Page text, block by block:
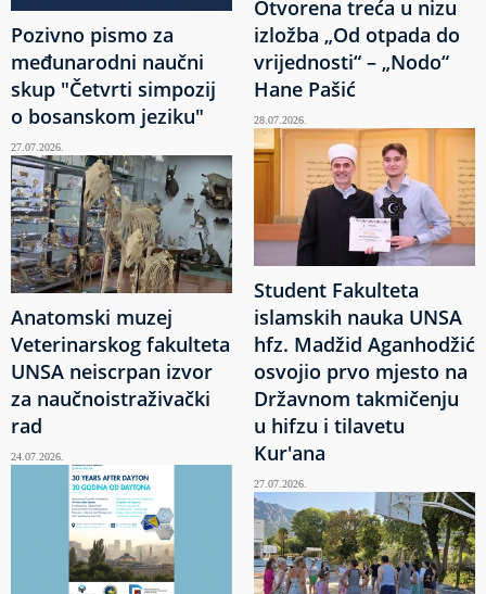
Pozivno pismo za
međunarodni naučni
skup "Četvrti simpozij
o bosanskom jeziku"
27.07.2026.
Anatomski muzej
Veterinarskog fakulteta
UNSA neiscrpan izvor
za naučnoistraživački
rad
24.07.2026.
Otvorena treća u nizu
izložba „Od otpada do
vrijednosti“ – „Nodo“
Hane Pašić
28.07.2026.
Student Fakulteta
islamskih nauka UNSA
hfz. Madžid Aganhodžić
osvojio prvo mjesto na
Državnom takmičenju
u hifzu i tilavetu
Kur'ana
27.07.2026.